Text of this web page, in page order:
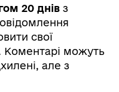
20 днів з
свої
Коментарі можуть
але з